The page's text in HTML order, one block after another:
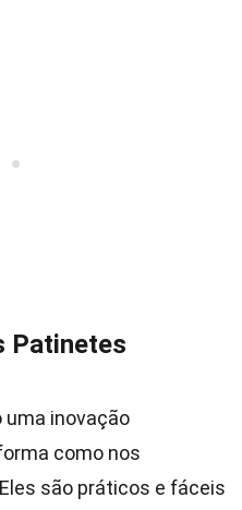
Patinetes
inovação
como nos
são práticos e fáceis